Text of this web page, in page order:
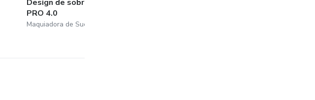
Design de sobrancelhas
PRO 4.0
Maquiadora de Sucesso